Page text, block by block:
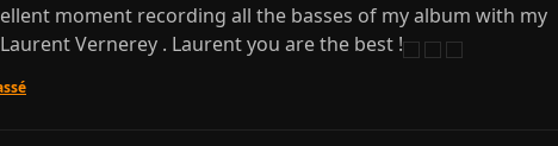
moment recording all the basses of my album with my
Vernerey . Laurent you are the best !